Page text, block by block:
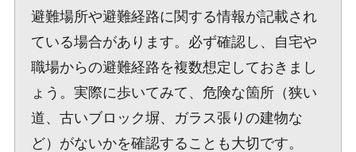
避難場所や避難経路に関する情報が記載され
ている場合があります。必ず確認し、自宅や
職場からの避難経路を複数想定しておきまし
ょう。実際に歩いてみて、危険な箇所（狭い
道、古いブロック塀、ガラス張りの建物な
ど）がないかを確認することも大切です。